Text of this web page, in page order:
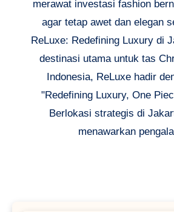
merawat investasi fashion
agar tetap awet dan elegan
ReLuxe: Redefining Luxury di
destinasi utama untuk tas
Indonesia, ReLuxe hadir
"Redefining Luxury, One
Berlokasi strategis di
menawarkan